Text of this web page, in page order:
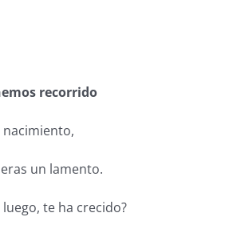
recorrido
nacimiento,
un lamento.
te ha crecido?